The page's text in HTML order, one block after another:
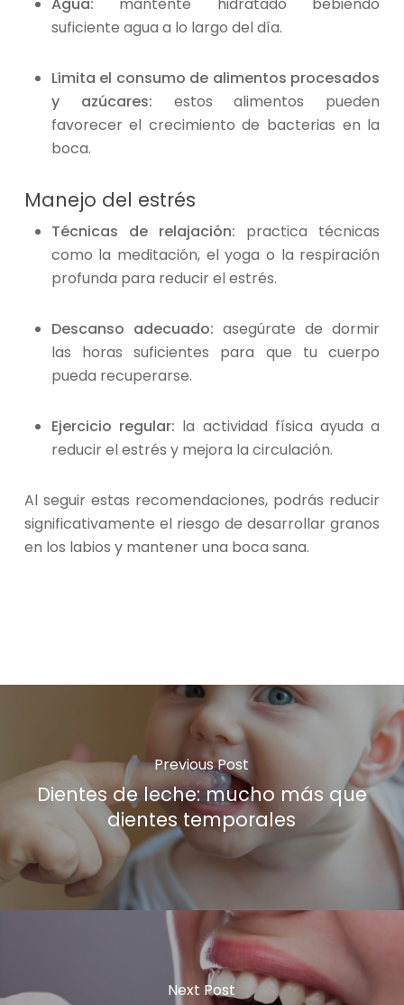
suficiente agua a lo largo del día.
Limita el consumo de alimentos procesados
y azúcares: estos alimentos pueden
favorecer el crecimiento de bacterias en la
boca.
Manejo del estrés
Técnicas de relajación: practica técnicas
como la meditación, el yoga o la respiración
profunda para reducir el estrés.
Descanso adecuado: asegúrate de dormir
las horas suficientes para que tu cuerpo
pueda recuperarse.
Ejercicio regular: la actividad física ayuda a
reducir el estrés y mejora la circulación.
Al seguir estas recomendaciones, podrás reducir
significativamente el riesgo de desarrollar granos
en los labios y mantener una boca sana.
Previous Post
Dientes de leche: mucho más que
dientes temporales
Next Post